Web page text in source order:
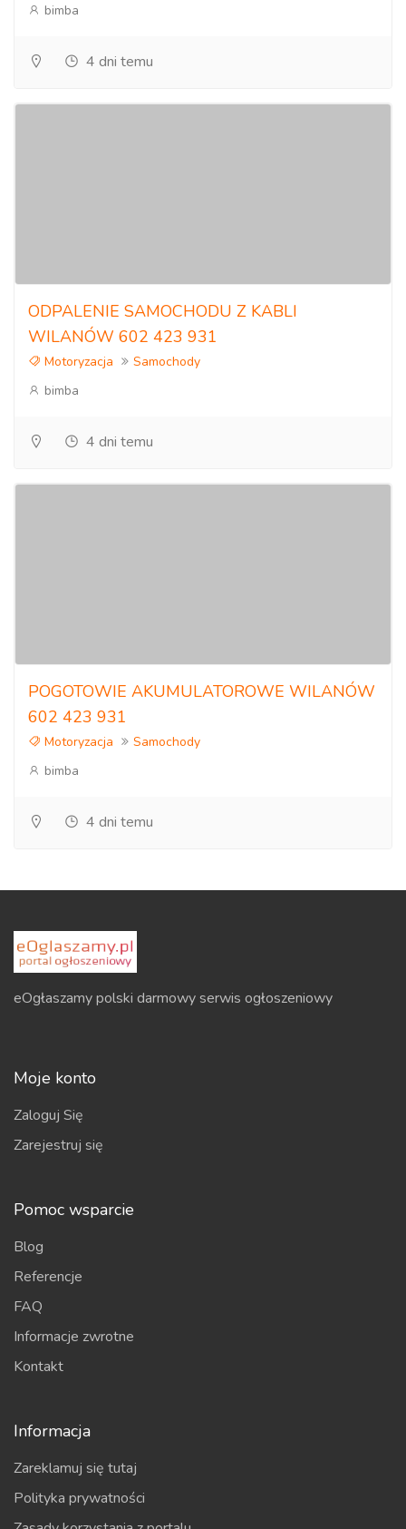
bimba
4 dni temu
ODPALENIE SAMOCHODU Z KABLI
WILANÓW 602 423 931
Motoryzacja
Samochody
bimba
4 dni temu
POGOTOWIE AKUMULATOROWE WILANÓW
602 423 931
Motoryzacja
Samochody
bimba
4 dni temu
eOgłaszamy polski darmowy serwis ogłoszeniowy
Moje konto
Zaloguj Się
Zarejestruj się
Pomoc wsparcie
Blog
Referencje
FAQ
Informacje zwrotne
Kontakt
Informacja
Zareklamuj się tutaj
Polityka prywatności